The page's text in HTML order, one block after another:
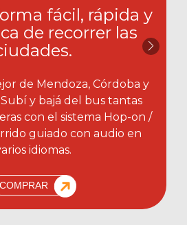
fácil, rápida y
de recorrer las
de Mendoza, Córdoba y
y bajá del bus tantas
con el sistema Hop-on /
guiado con audio en
idiomas.
COMPRAR